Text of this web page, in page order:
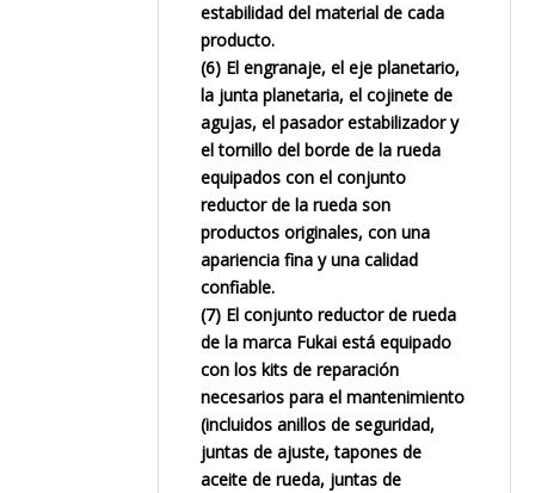
estabilidad del material de cada
producto.
(6) El engranaje, el eje planetario,
la junta planetaria, el cojinete de
agujas, el pasador estabilizador y
el tornillo del borde de la rueda
equipados con el conjunto
reductor de la rueda son
productos originales, con una
apariencia fina y una calidad
confiable.
(7) El conjunto reductor de rueda
de la marca Fukai está equipado
con los kits de reparación
necesarios para el mantenimiento
(incluidos anillos de seguridad,
juntas de ajuste, tapones de
aceite de rueda, juntas de